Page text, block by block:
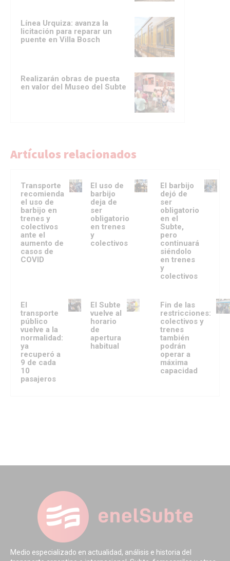
Línea Urquiza: avanza la
licitación para reparar un
puente en Villa Bosch
Realizarán obras de puesta
en valor del Museo del Subte
Artículos relacionados
Transporte
recomienda
el uso de
barbijo en
trenes y
colectivos
ante el
aumento de
casos de
COVID
El uso de
barbijo
deja de
ser
obligatorio
en trenes
y
colectivos
El barbijo
dejó de
ser
obligatorio
en el
Subte,
pero
continuará
siéndolo
en trenes
y
colectivos
El
transporte
público
vuelve a la
normalidad:
ya
recuperó a
9 de cada
10
pasajeros
El Subte
vuelve al
horario
de
apertura
habitual
Fin de las
restricciones:
colectivos y
trenes
también
podrán
operar a
máxima
capacidad
Medio especializado en actualidad, análisis e historia del